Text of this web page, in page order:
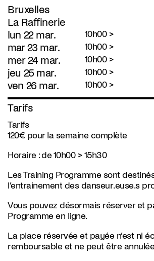
Bruxelles
La Raffinerie
lun 22 mar.
10h00 >
mar 23 mar. 10h00 >
mer 24 mar. 10h00 >
jeu 25 mar. 10h00 >
ven 26 mar. 10h00 >
Tarifs
Tarifs
120€ pour la semaine complète
Horaire :de 10h00 > 15h30
Les Training Programme sont
l’entrainement des danseur.euse.s
Vous pouvez désormais réserver et
Programme en ligne.
La place réservée et payée n’est ni
remboursable et ne peut être